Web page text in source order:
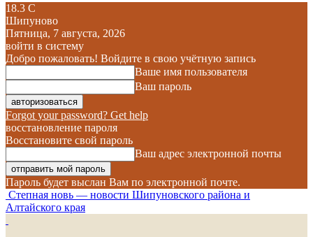
18.3 C
Шипуново
Пятница, 7 августа, 2026
войти в систему
Добро пожаловать! Войдите в свою учётную запись
Ваше имя пользователя
Ваш пароль
Forgot your password? Get help
восстановление пароля
Восстановите свой пароль
Ваш адрес электронной почты
Пароль будет выслан Вам по электронной почте.
Степная новь — новости Шипуновского района и
Алтайского края